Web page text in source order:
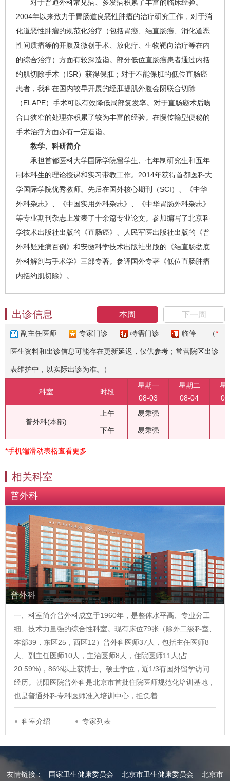
对于普通外科常见病、多发病积累了丰富的临床经验。
2004年以来致力于胃肠道良恶性肿瘤的治疗研究工作，对于消
化道恶性肿瘤的规范化治疗（包括胃癌、结直肠癌、消化道恶
性间质瘤等的开腹及微创手术、放化疗、生物靶向治疗等在内
的综合治疗）方面有较深造诣。部分低位直肠癌患者通过内括
约肌切除手术（ISR）获得保肛；对于不能保肛的低位直肠癌
患者，我科在国内较早开展的经肛提肌外腹会阴联合切除
（ELAPE）手术可以有效降低局部复发率。对于直肠癌术后吻
合口狭窄的处理亦积累了较为丰富的经验。在慢传输型便秘的
手术治疗方面亦有一定造诣。
教学、科研简介
承担首都医科大学国际学院留学生、七年制研究生和五年
制本科生的理论授课和实习带教工作。2014年获得首都医科大
学国际学院优秀教师。先后在国外核心期刊（SCI）、《中华
外科杂志》、《中国实用外科杂志》、《中华胃肠外科杂志》
等专业期刊杂志上发表了十余篇专业论文。参加编写了北京科
学技术出版社出版的《直肠癌》、人民军医出版社出版的《普
外科疑难病百例》和安徽科学技术出版社出版的《结直肠盆底
外科解剖与手术学》三部专著。参译国外专著《低位直肠肿瘤
内括约肌切除》。
本周 下一周
出诊信息
副主任医师 专家门诊 特需门诊 临停 （*
医生资料和出诊信息可能存在更新延迟，仅供参考；常营院区出诊
表维护中，以实际出诊为准。）
科室 时段
星期一
08-03
星期二
08-04
星
普外科(本部)
上午 易秉强
下午 易秉强
*手机端滑动表格查看更多
相关科室
普外科
普外科
一、科室简介普外科成立于1960年，是整体水平高、专业分工
细、技术力量强的综合性科室。现有床位79张（除外二级科室、
本部39，东区25，西区12）普外科医师37人，包括主任医师8
人、副主任医师10人，主治医师8人，住院医师11人(占
20.59%)，86%以上获博士、硕士学位，近1/3有国外留学访问
经历。朝阳医院普外科是北京市首批住院医师规范化培训基地，
也是普通外科专科医师准入培训中心，担负着…
科室介绍 专家列表
友情链接： 国家卫生健康委员会 北京市卫生健康委员会 北京市